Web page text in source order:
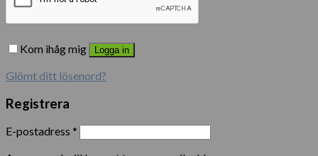
Kom ihåg mig Logga in
Glömt ditt lösenord?
Registrera
E-postadress *